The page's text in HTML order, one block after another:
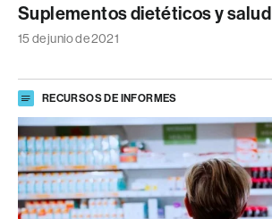
Suplementos dietéticos y salud
15 de junio de 2021
RECURSOS DE INFORMES